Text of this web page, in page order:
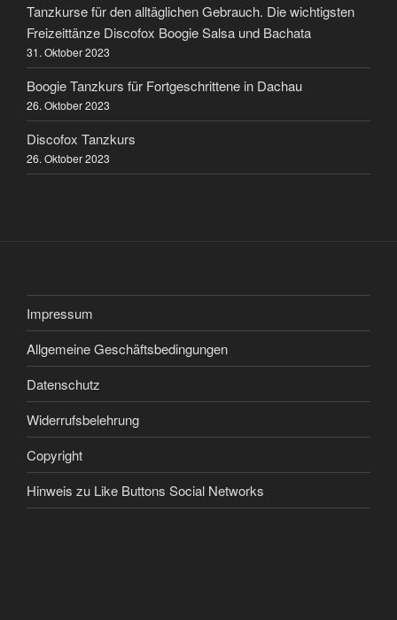
Tanzkurse für den alltäglichen Gebrauch. Die wichtigsten
Freizeittänze Discofox Boogie Salsa und Bachata
31. Oktober 2023
Boogie Tanzkurs für Fortgeschrittene in Dachau
26. Oktober 2023
Discofox Tanzkurs
26. Oktober 2023
Impressum
Allgemeine Geschäftsbedingungen
Datenschutz
Widerrufsbelehrung
Copyright
Hinweis zu Like Buttons Social Networks